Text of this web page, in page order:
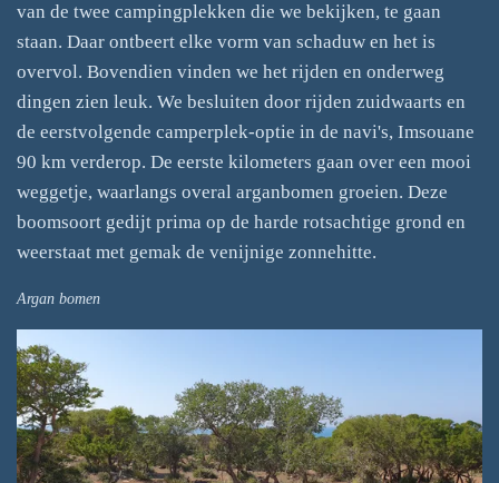
van de twee campingplekken die we bekijken, te gaan
staan. Daar ontbeert elke vorm van schaduw en het is
overvol. Bovendien vinden we het rijden en onderweg
dingen zien leuk. We besluiten door rijden zuidwaarts en
de eerstvolgende camperplek-optie in de navi's, Imsouane
90 km verderop. De eerste kilometers gaan over een mooi
weggetje, waarlangs overal arganbomen groeien. Deze
boomsoort gedijt prima op de harde rotsachtige grond en
weerstaat met gemak de venijnige zonnehitte.
Argan bomen